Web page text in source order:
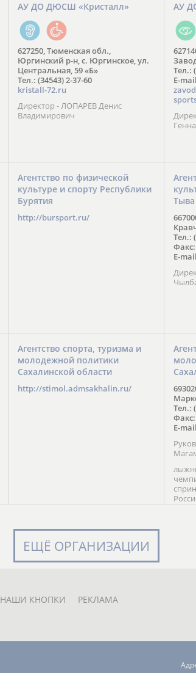
АУ ДО ДЮСШ «Кристалл»
627250, Тюменская обл.,
Юргинский р-н, с. Юргинское, ул.
Центральная, 59 «Б»
Тел.: (34543) 2-37-60
kristall-72.ru
Директор - ЛОПАРЕВ Денис
Владимирович
АУ
Тел.:
​E-
Агентство по физической
культуре и спорту Республики
Бурятия
http://bursport.ru/
Тыва
Тел.:
Факс:
E-
Агентство спорта, туризма и
молодежной политики
Сахалинской области
http://stimol.admsakhalin.ru/
Тел.:
Факс:
E-
ЕЩЁ ОРГАНИЗАЦИИ
НАШИ КНОПКИ РЕКЛАМА